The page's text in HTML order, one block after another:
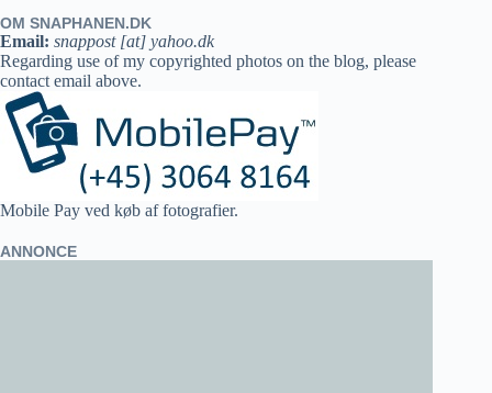
OM SNAPHANEN.DK
Email: snappost [at] yahoo.dk
Regarding use of my copyrighted photos on the blog, please
contact email above.
Mobile Pay ved køb af fotografier.
ANNONCE